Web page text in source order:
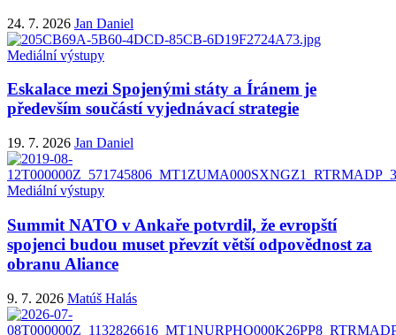
24. 7. 2026 Jan Daniel
Mediální výstupy
Eskalace mezi Spojenými státy a Íránem je
především součástí vyjednávací strategie
19. 7. 2026 Jan Daniel
Mediální výstupy
Summit NATO v Ankaře potvrdil, že evropští
spojenci budou muset převzít větší odpovědnost za
obranu Aliance
9. 7. 2026 Matúš Halás